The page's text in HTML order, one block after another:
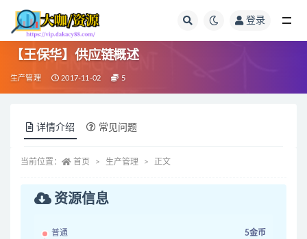
登录
【王保华】供应链概述
生产管理 2017-11-02 5
详情介绍 常见问题
当前位置： 首页 生产管理 正文
资源信息
普通 5金币
全部